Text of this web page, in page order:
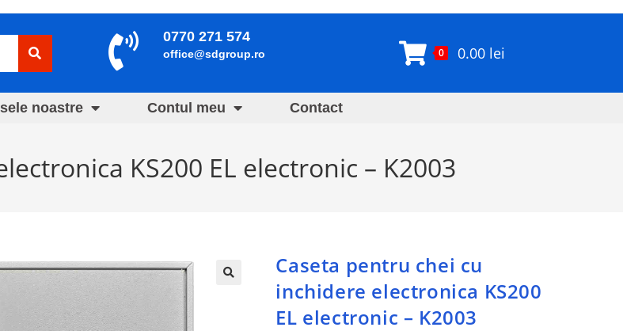
0770 271 574
office@sdgroup.ro 0 0.00 lei
noastre Contul meu Contact
KS200 EL electronic – K2003
Caseta pentru chei cu
inchidere electronica KS200
EL electronic – K2003